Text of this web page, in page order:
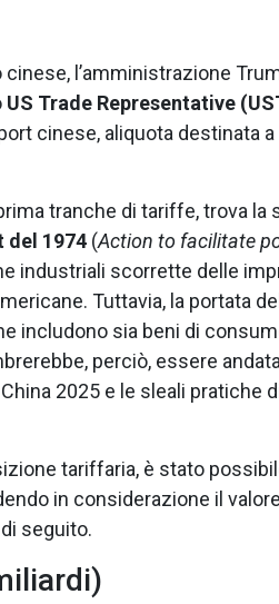
l’amministrazione
US Trade Representative
cinese, aliquota destinata a
tranche di tariffe, trova la
del 1974 (Action to facilitate
industriali scorrette delle
Tuttavia, la portata
includono sia beni di
perciò, essere
2025 e le sleali pratiche
tariffaria, è stato
in considerazione il
seguito.